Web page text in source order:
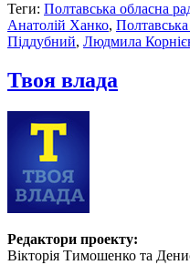
Теги: Полтавська обласна
Анатолій Ханко,
Піддубний, Людмила
Твоя влада
Редактори проекту:
Вікторія Тимошенко та